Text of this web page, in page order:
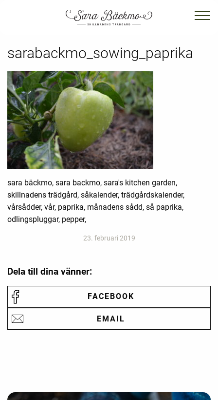
sarabackmo_sowing_paprika
sara bäckmo, sara backmo, sara's kitchen garden,
skillnadens trädgård, såkalender, trädgårdskalender,
vårsådder, vår, paprika, månadens sådd, så paprika,
odlingspluggar, pepper,
23. februari 2019
Dela till dina vänner:
FACEBOOK
EMAIL